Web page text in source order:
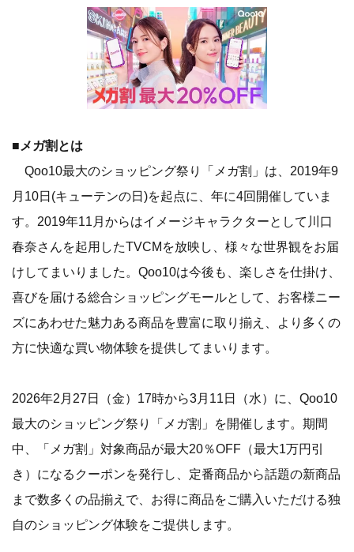
■メガ割とは
Qoo10最大のショッピング祭り「メガ割」は、2019年9
月10日(キューテンの日)を起点に、年に4回開催していま
す。2019年11月からはイメージキャラクターとして川口
春奈さんを起用したTVCMを放映し、様々な世界観をお届
けしてまいりました。Qoo10は今後も、楽しさを仕掛け、
喜びを届ける総合ショッピングモールとして、お客様ニー
ズにあわせた魅力ある商品を豊富に取り揃え、より多くの
方に快適な買い物体験を提供してまいります。
2026年2月27日（金）17時から3月11日（水）に、Qoo10
最大のショッピング祭り「メガ割」を開催します。期間
中、「メガ割」対象商品が最大20％OFF（最大1万円引
き）になるクーポンを発行し、定番商品から話題の新商品
まで数多くの品揃えで、お得に商品をご購入いただける独
自のショッピング体験をご提供します。